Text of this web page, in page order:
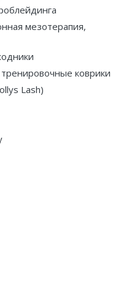
мезотерапия,
коврики
Lash)